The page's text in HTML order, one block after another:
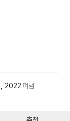
2022펴냄